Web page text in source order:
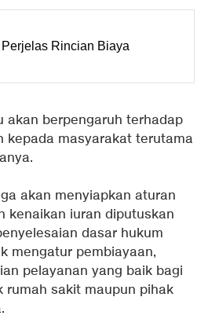
Rincian Biaya
akan berpengaruh terhadap
kepada masyarakat terutama
akan menyiapkan aturan
kenaikan iuran diputuskan
dasar hukum
mengatur pembiayaan,
pelayanan yang baik bagi
rumah sakit maupun pihak